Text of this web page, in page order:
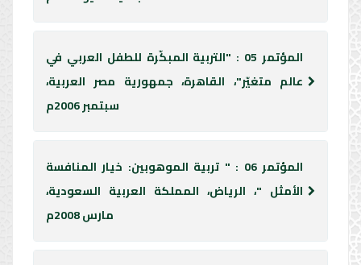
المؤتمر 05 : "التربية المبكّرة للطفل العربي في
عالم متغيّر"، القاهرة، جمهورية مصر العربية،
سبتمبر 2006م
المؤتمر 06 : " تربية الموهوبين: خيار المنافسة
الأمثل "، الرياض، المملكة العربية السعودية،
مارس 2008م